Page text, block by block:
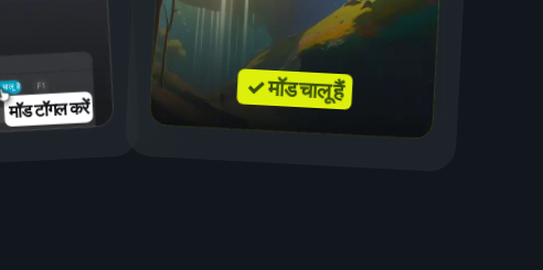
चालू है
मॉड टॉगल करें
✓ मॉड चालू हैं